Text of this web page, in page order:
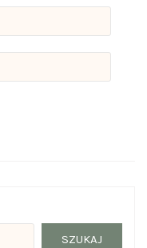
SZUKAJ